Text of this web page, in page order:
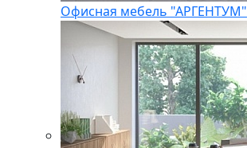
Офисная мебель "АРГЕНТУМ"